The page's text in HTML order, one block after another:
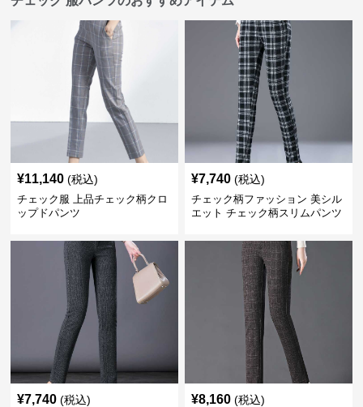
¥11,140 (税込)
チェック服 上品チェック柄クロ
ップドパンツ
¥7,740 (税込)
チェック柄ファッション 美シル
エット チェック柄スリムパンツ
¥7,740 (税込) ¥8,160 (税込)